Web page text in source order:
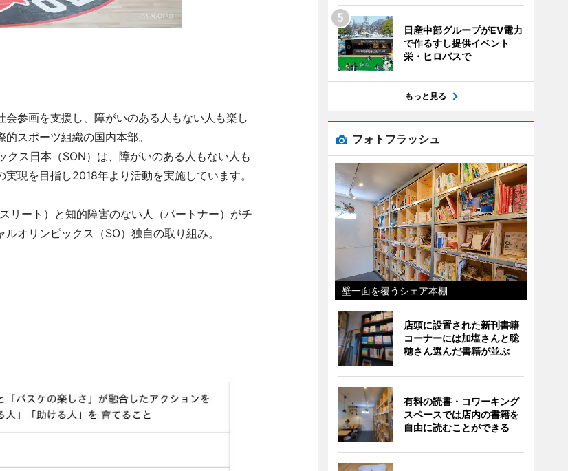
参画を支援し、障がいのある人もない人も楽し
スポーツ組織の国内本部。
ス日本（SON）は、障がいのある人もない人も
現を目指し2018年より活動を実施しています。
リート）と知的障害のない人（パートナー）がチ
オリンピックス（SO）独自の取り組み。
日産中部グループがEV電力
で作るすし提供イベント
栄・ヒロバスで
もっと見る
フォトフラッシュ
壁一面を覆うシェア本棚
店頭に設置された新刊書籍
コーナーには加塩さんと聡
穂さん選んだ書籍が並ぶ
有料の読書・コワーキング
スペースでは店内の書籍を
自由に読むことができる